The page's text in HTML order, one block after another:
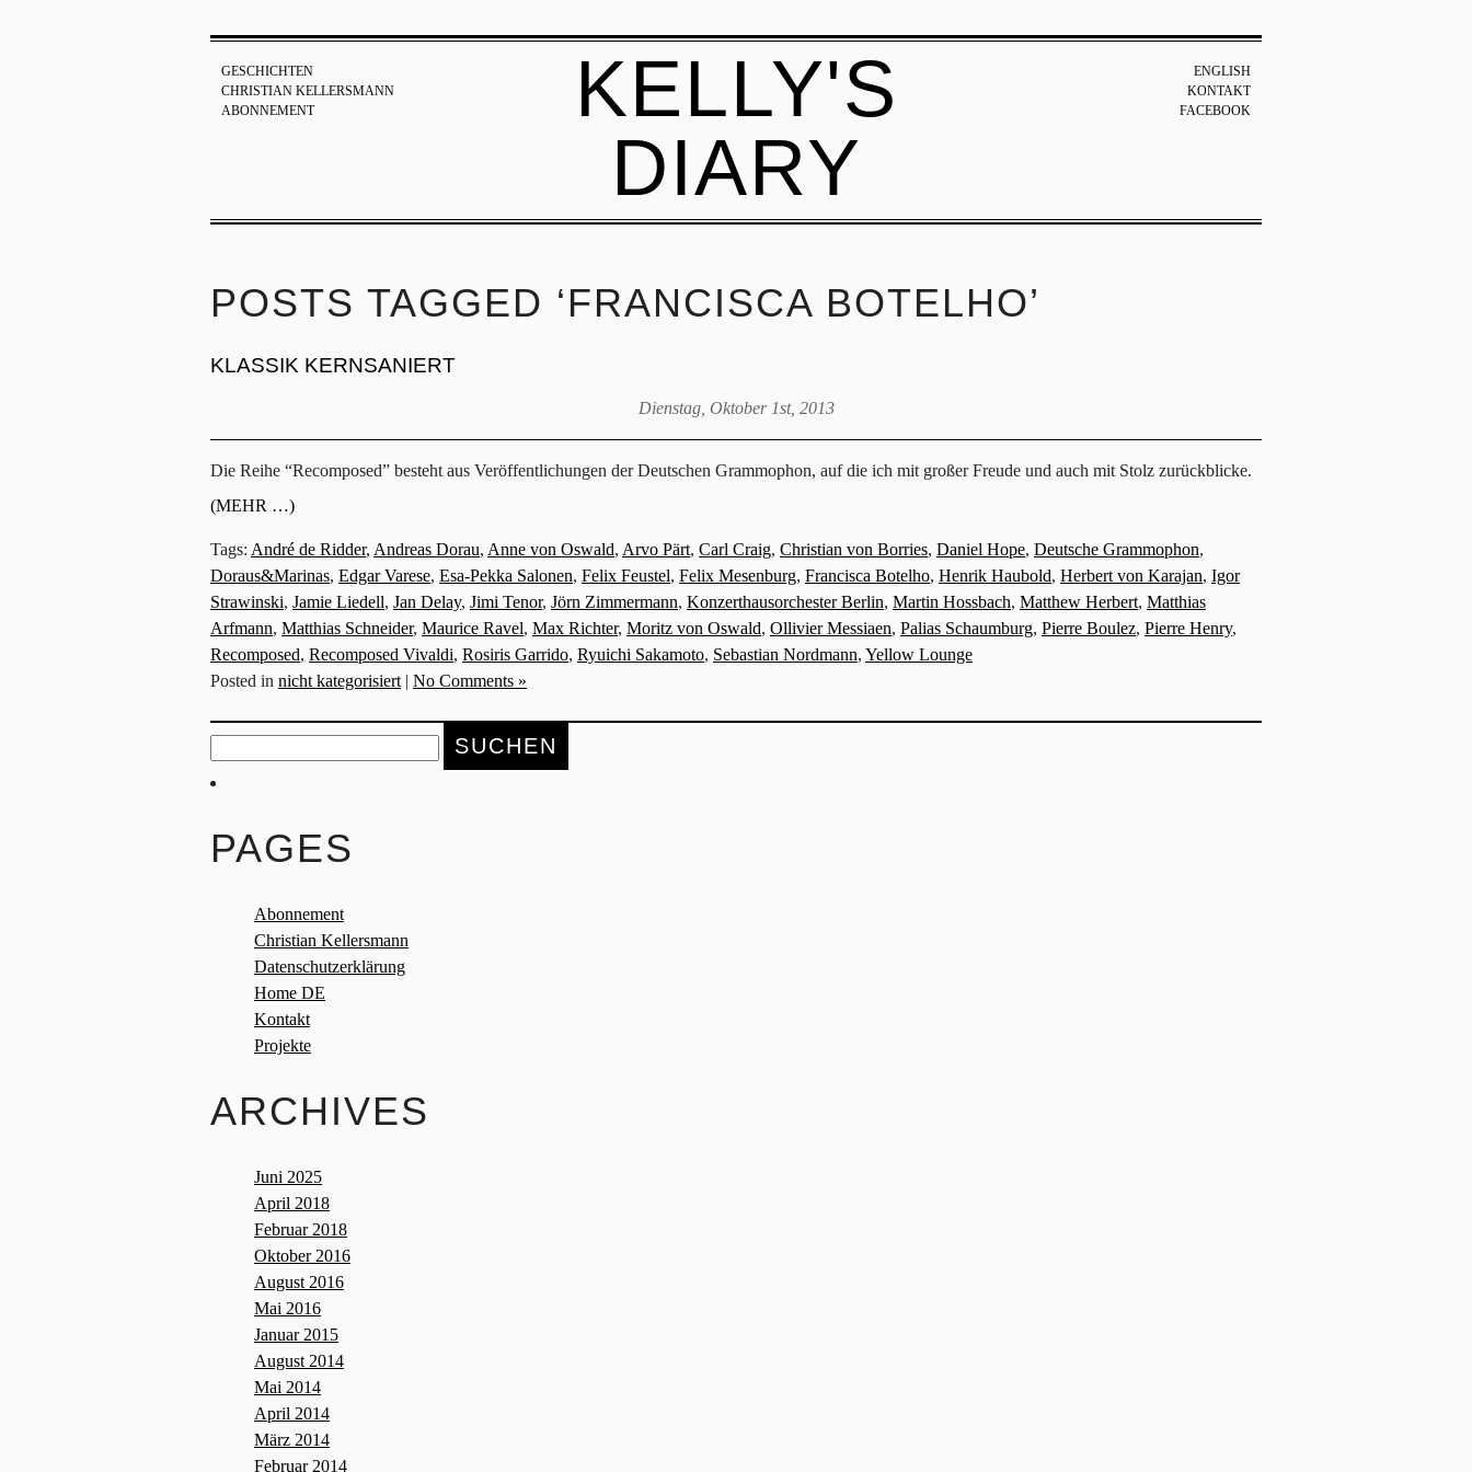
GESCHICHTEN
CHRISTIAN KELLERSMANN
ABONNEMENT
KELLY'S
DIARY
ENGLISH
KONTAKT
FACEBOOK
POSTS TAGGED ‘FRANCISCA BOTELHO’
KLASSIK KERNSANIERT
Dienstag, Oktober 1st, 2013
Die Reihe “Recomposed” besteht aus Veröffentlichungen der Deutschen Grammophon, auf die ich mit großer Freude und auch mit Stolz zurückblicke.
(MEHR …)
Tags: André de Ridder, Andreas Dorau, Anne von Oswald, Arvo Pärt, Carl Craig, Christian von Borries, Daniel Hope, Deutsche Grammophon,
Doraus&Marinas, Edgar Varese, Esa-Pekka Salonen, Felix Feustel, Felix Mesenburg, Francisca Botelho, Henrik Haubold, Herbert von Karajan, Igor
Strawinski, Jamie Liedell, Jan Delay, Jimi Tenor, Jörn Zimmermann, Konzerthausorchester Berlin, Martin Hossbach, Matthew Herbert, Matthias
Arfmann, Matthias Schneider, Maurice Ravel, Max Richter, Moritz von Oswald, Ollivier Messiaen, Palias Schaumburg, Pierre Boulez, Pierre Henry,
Recomposed, Recomposed Vivaldi, Rosiris Garrido, Ryuichi Sakamoto, Sebastian Nordmann, Yellow Lounge
Posted in nicht kategorisiert| No Comments »
Suche
nach:
PAGES
Abonnement
Christian Kellersmann
Datenschutzerklärung
Home DE
Kontakt
Projekte
ARCHIVES
Juni 2025
April 2018
Februar 2018
Oktober 2016
August 2016
Mai 2016
Januar 2015
August 2014
Mai 2014
April 2014
März 2014
Februar 2014